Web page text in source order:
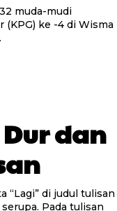
(KPG) ke -4 di Wisma
dan
Pada tulisan